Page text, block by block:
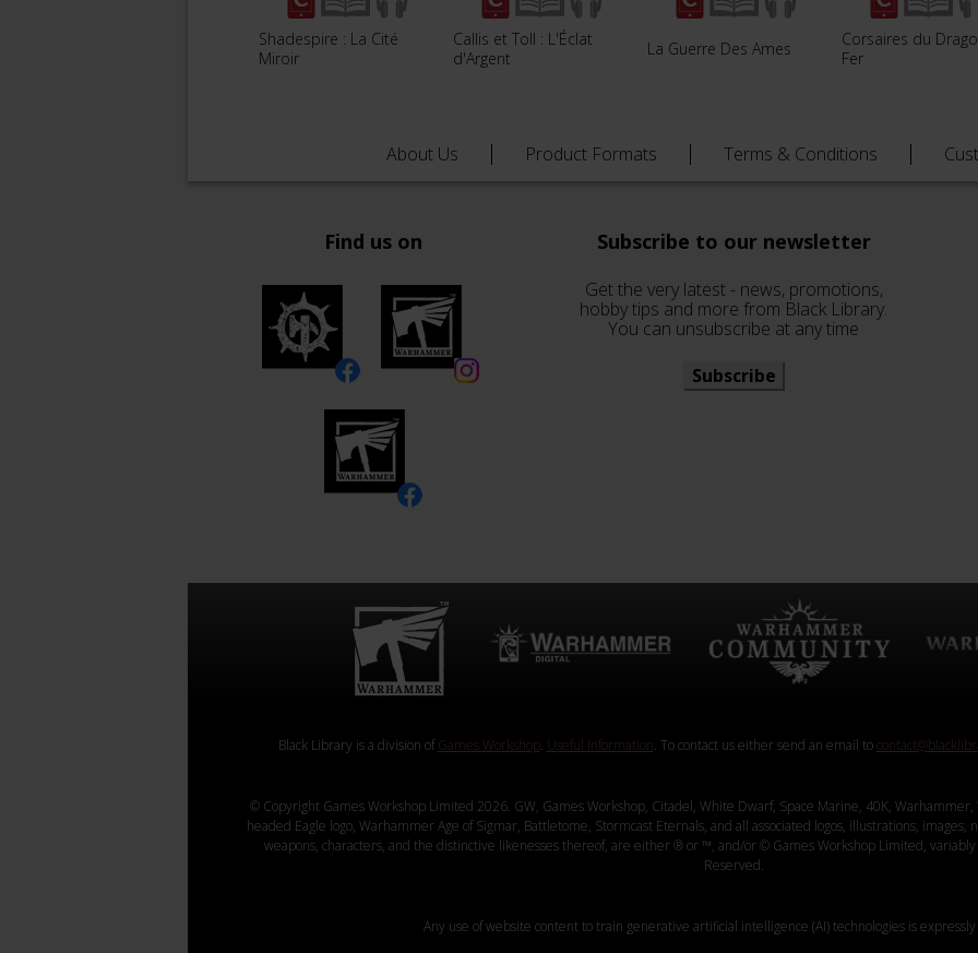
Shadespire : La Cité
Miroir
Callis et Toll : L'Éclat
d'Argent
La Guerre Des Ames
Corsaires du
Fer
About Us Product Formats Terms & Conditions
Find us on Subscribe to our newsletter
Get the very latest - news, promotions,
hobby tips and more from Black Library.
You can unsubscribe at any time
Subscribe
Black Library is a division ofGames Workshop. Useful Information. To contact us either send an email to
© Copyright Games Workshop Limited 2026. GW, Games Workshop, Citadel, White Dwarf, Space Marine, 40K, Warhammer,
headed Eagle logo, Warhammer Age of Sigmar, Battletome, Stormcast Eternals, and all associated logos, illustrations, images,
weapons, characters, and the distinctive likenesses thereof, are either ® or ™, and/or © Games Workshop Limited,
Reserved.
Any use of website content to train generative artificial intelligence (AI) technologies is